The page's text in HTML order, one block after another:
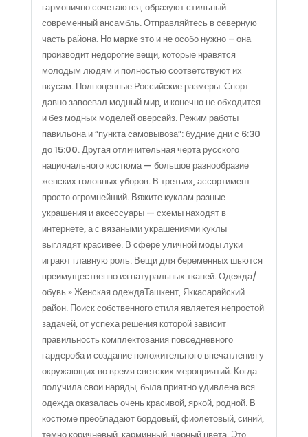
гармонично сочетаются, образуют стильный
современный ансамбль. Отправляйтесь в северную
часть района. Но марке это и не особо нужно – она
производит недорогие вещи, которые нравятся
молодым людям и полностью соответствуют их
вкусам. Полноценные Российские размеры. Спорт
давно завоевал модный мир, и конечно не обходится
и без модных моделей оверсайз. Режим работы
павильона и “пункта самовывоза”: будние дни с 6:30
до 15:00. Другая отличительная черта русского
национального костюма — большое разнообразие
женских головных уборов. В третьих, ассортимент
просто огромнейший. Вяжите куклам разные
украшения и аксессуары — схемы находят в
интернете, а с вязаными украшениями куклы
выглядят красивее. В сфере уличной моды луки
играют главную роль. Вещи для беременных шьются
преимущественно из натуральных тканей. Одежда/
обувь » Женская одеждаТашкент, Яккасарайский
район. Поиск собственного стиля является непростой
задачей, от успеха решения которой зависит
правильность комплектования повседневного
гардероба и создание положительного впечатления у
окружающих во время светских мероприятий. Когда
получила свои наряды, была приятно удивлена вся
одежда оказалась очень красивой, яркой, родной. В
костюме преобладают бордовый, фиолетовый, синий,